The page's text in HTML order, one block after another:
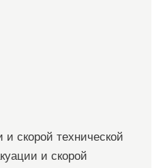
скорой технической
и скорой